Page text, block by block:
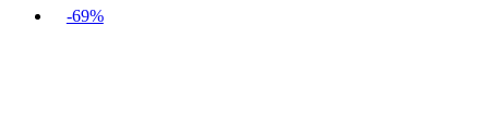
-69%